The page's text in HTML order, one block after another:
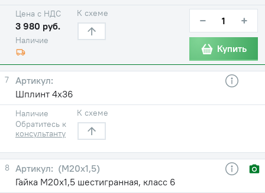
Наличие
Цена с НДС
3 980 руб.
К схеме − +
Купить
7
Шплинт 4х36
Наличие
Обратитесь к
консультанту
К схеме
8
(М20х1,5)
Гайка М20х1,5 шестигранная, класс 6